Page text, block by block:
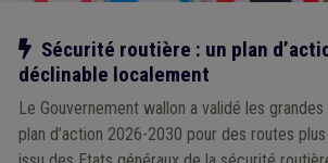
Notre action
Sécurité routière : un plan
déclinable localement
Le Gouvernement wallon a validé les
plan d’action 2026-2030 pour des routes